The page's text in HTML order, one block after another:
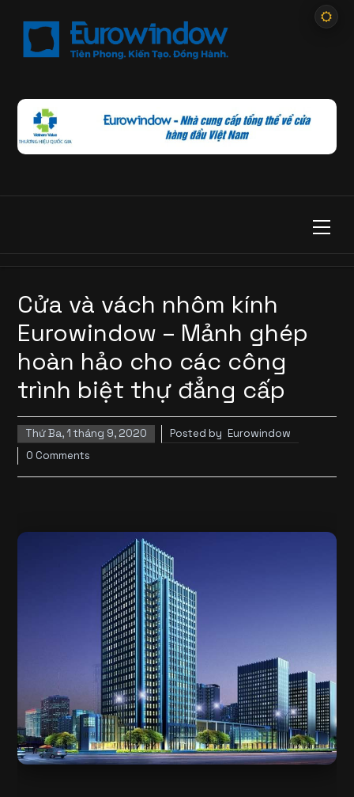
Cửa và vách nhôm kính
Eurowindow – Mảnh ghép
hoàn hảo cho các công
trình biệt thự đẳng cấp
Thứ Ba, 1 tháng 9, 2020 Posted by Eurowindow
0 Comments